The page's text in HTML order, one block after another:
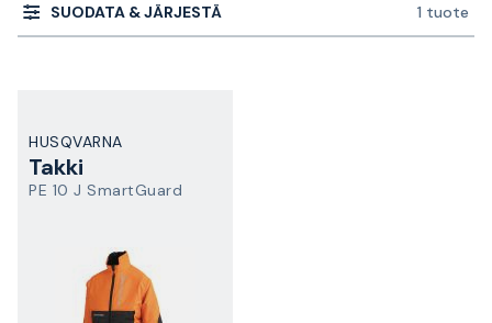
SUODATA & JÄRJESTÄ 1 tuote
HUSQVARNA
Takki
PE 10 J SmartGuard